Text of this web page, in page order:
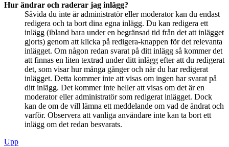
Hur ändrar och raderar jag inlägg?
Såvida du inte är administratör eller moderator kan du endast
redigera och ta bort dina egna inlägg. Du kan redigera ett
inlägg (ibland bara under en begränsad tid från det att inlägget
gjorts) genom att klicka på redigera-knappen för det relevanta
inlägget. Om någon redan svarat på ditt inlägg så kommer det
att finnas en liten textrad under ditt inlägg efter att du redigerat
det, som visar hur många gånger och när du har redigerat
inlägget. Detta kommer inte att visas om ingen har svarat på
ditt inlägg. Det kommer inte heller att visas om det är en
moderator eller administratör som redigerat inlägget. Dock
kan de om de vill lämna ett meddelande om vad de ändrat och
varför. Observera att vanliga användare inte kan ta bort ett
inlägg om det redan besvarats.
Upp